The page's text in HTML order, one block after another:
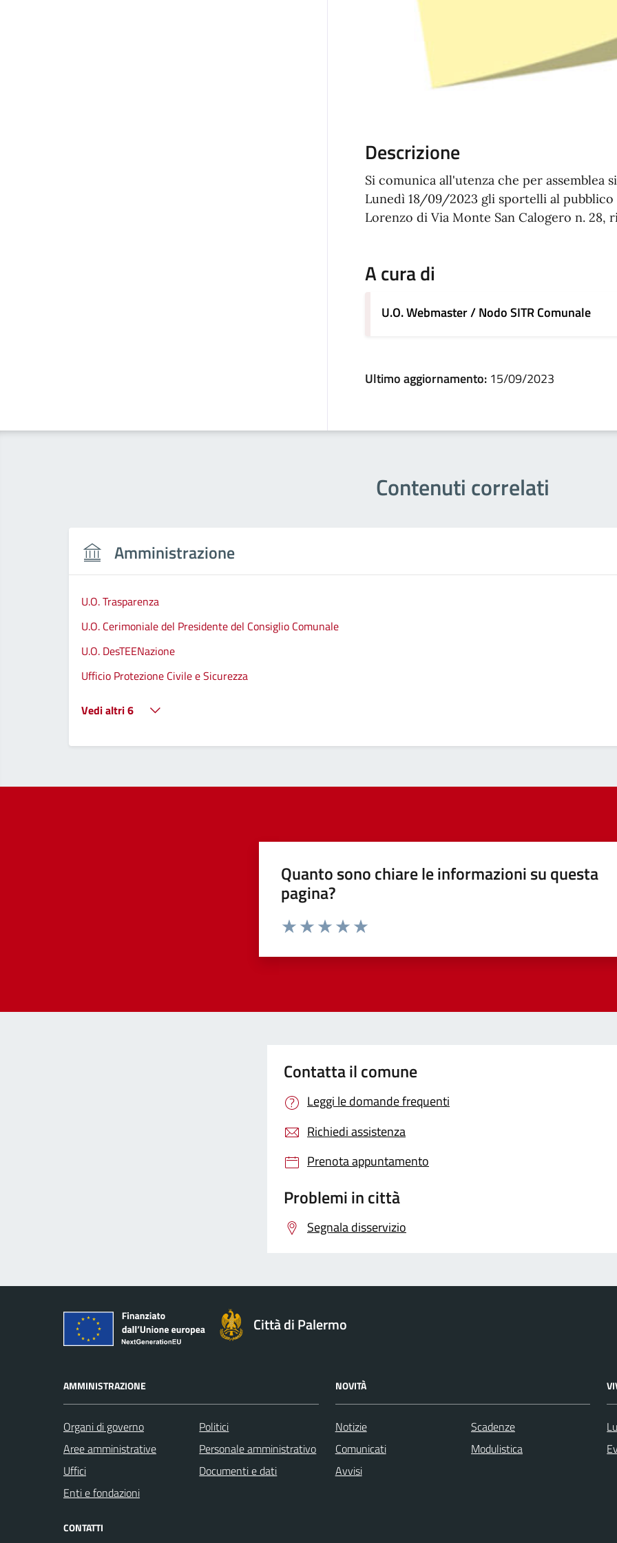
Descrizione
Si comunica all'utenza che per assemblea
Lunedì 18/09/2023 gli sportelli al pubblico
Lorenzo di Via Monte San Calogero n. 28,
A cura di
U.O. Webmaster / Nodo SITR Comunale
Ultimo aggiornamento: 15/09/2023
Contenuti correlati
Amministrazione
U.O. Trasparenza
U.O. Cerimoniale del Presidente del Consiglio Comunale
U.O. DesTEENazione
Ufficio Protezione Civile e Sicurezza
Vedi altri 6
Quanto sono chiare le informazioni su questa
pagina?
Contatta il comune
Leggi le domande frequenti
Richiedi assistenza
Prenota appuntamento
Problemi in città
Segnala disservizio
Città di Palermo
AMMINISTRAZIONE
Organi di governo
Aree amministrative
Uffici
Enti e fondazioni
Politici
Personale amministrativo
Documenti e dati
NOVITÀ
Notizie
Comunicati
Avvisi
Scadenze
Modulistica
CONTATTI